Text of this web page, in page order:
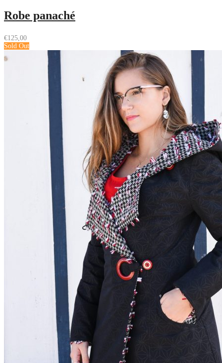
Robe panaché
€125,00
Sold Out